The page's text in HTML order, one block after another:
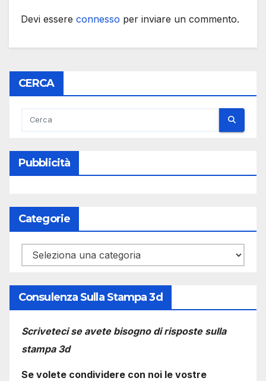
Devi essere connesso per inviare un commento.
CERCA
Pubblicità
Categorie
Categorie
Consulenza Sulla Stampa 3d
Scriveteci se avete bisogno di risposte sulla
stampa 3d
Se volete condividere con noi le vostre